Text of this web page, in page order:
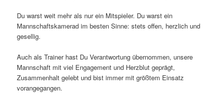
Du warst weit mehr als nur ein Mitspieler. Du warst ein
Mannschaftskamerad im besten Sinne: stets offen, herzlich und
gesellig.
Auch als Trainer hast Du Verantwortung übernommen, unsere
Mannschaft mit viel Engagement und Herzblut geprägt,
Zusammenhalt gelebt und bist immer mit größtem Einsatz
vorangegangen.